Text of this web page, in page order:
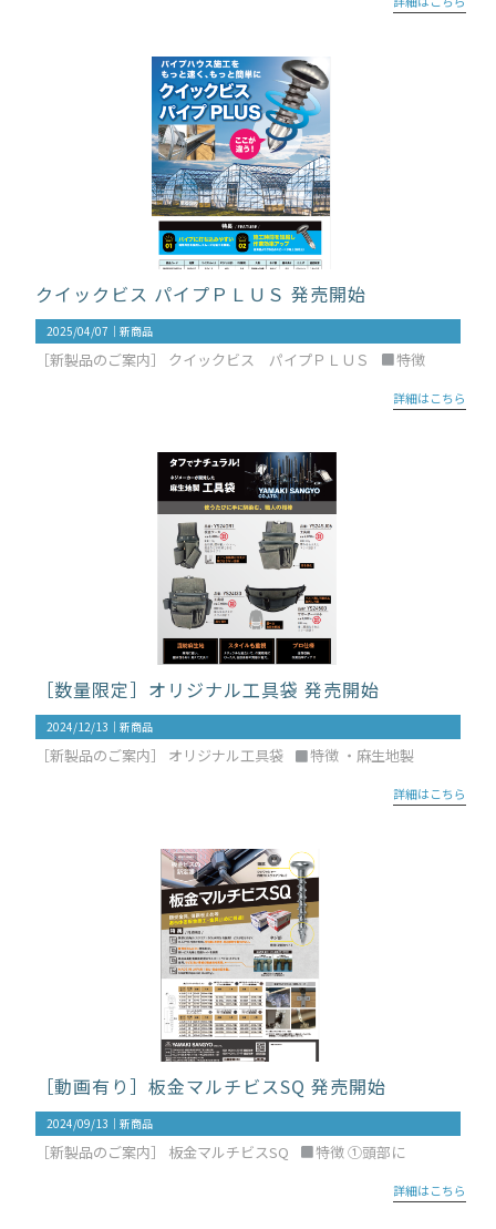
クイックビス パイプＰＬＵＳ 発売開始
2025/04/07｜新商品
［新製品のご案内］ クイックビス パイプＰＬＵＳ 特徴
詳細はこちら
［数量限定］オリジナル工具袋 発売開始
2024/12/13｜新商品
［新製品のご案内］ オリジナル工具袋 特徴 ・麻生地製
詳細はこちら
［動画有り］板金マルチビスSQ 発売開始
2024/09/13｜新商品
［新製品のご案内］ 板金マルチビスSQ 特徴 ①頭部に
詳細はこちら